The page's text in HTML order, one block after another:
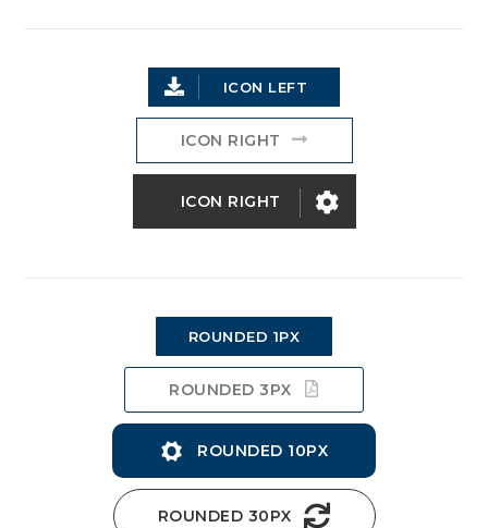
ICON LEFT
ICON RIGHT
ICON RIGHT
ROUNDED 1PX
ROUNDED 3PX
ROUNDED 10PX
ROUNDED 30PX